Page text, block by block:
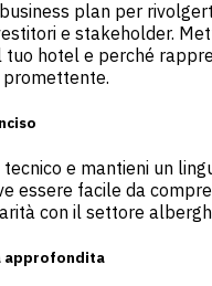
plan per
e stakeholder.
tuo hotel e perché
e mantieni un
essere facile da
con il settore
approfondita